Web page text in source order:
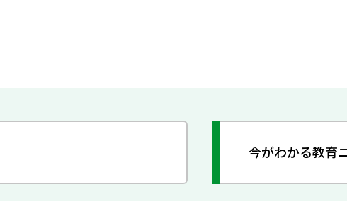
今がわかる教育